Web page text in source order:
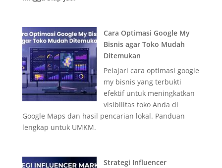
Cara Optimasi Google My
Bisnis agar Toko Mudah
Ditemukan
Pelajari cara optimasi google
my bisnis yang terbukti
efektif untuk meningkatkan
visibilitas toko Anda di
Google Maps dan hasil pencarian lokal. Panduan
lengkap untuk UMKM.
Strategi Influencer